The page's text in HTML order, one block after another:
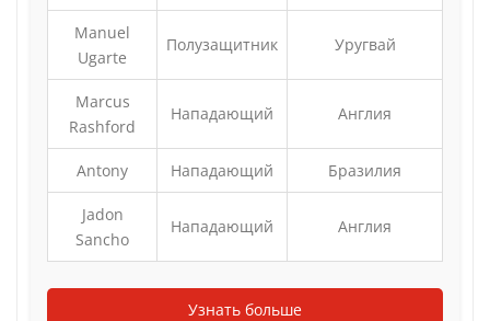
Manuel
Ugarte
Полузащитник Уругвай
Marcus
Rashford
Нападающий Англия
Antony Нападающий Бразилия
Jadon
Sancho
Нападающий Англия
Узнать больше